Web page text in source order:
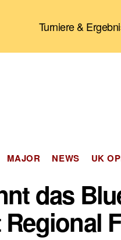
Turniere &
Kategorien
MAJOR NEWS UK
das